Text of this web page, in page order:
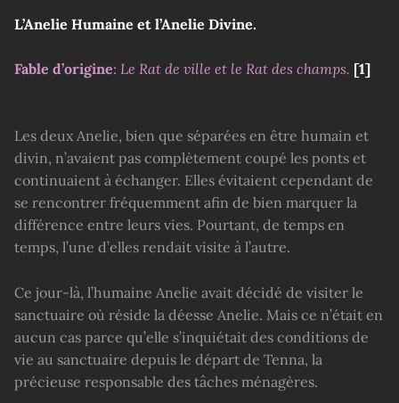
L’Anelie Humaine et l’Anelie Divine.
Fable d’origine: Le Rat de ville et le Rat des champs. [1]
Les deux Anelie, bien que séparées en être humain et
divin, n’avaient pas complètement coupé les ponts et
continuaient à échanger. Elles évitaient cependant de
se rencontrer fréquemment afin de bien marquer la
différence entre leurs vies. Pourtant, de temps en
temps, l’une d’elles rendait visite à l’autre.
Ce jour-là, l’humaine Anelie avait décidé de visiter le
sanctuaire où réside la déesse Anelie. Mais ce n’était en
aucun cas parce qu’elle s’inquiétait des conditions de
vie au sanctuaire depuis le départ de Tenna, la
précieuse responsable des tâches ménagères.